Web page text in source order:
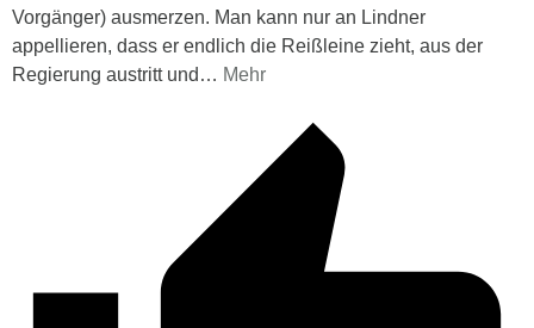
Vorgänger) ausmerzen. Man kann nur an Lindner
appellieren, dass er endlich die Reißleine zieht, aus der
Regierung austritt und … Mehr